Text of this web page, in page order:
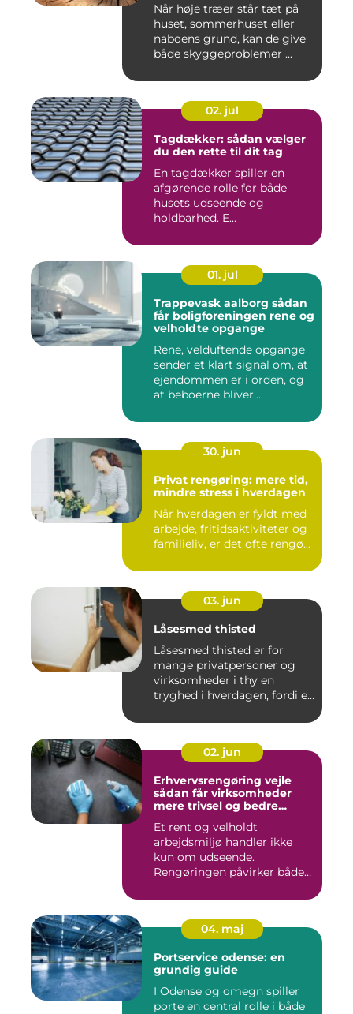
Når høje træer står tæt på
huset, sommerhuset eller
naboens grund, kan de give
både skyggeproblemer ...
02. jul
Tagdækker: sådan vælger
du den rette til dit tag
En tagdækker spiller en
afgørende rolle for både
husets udseende og
holdbarhed. E...
01. jul
Trappevask aalborg sådan
får boligforeningen rene og
velholdte opgange
Rene, velduftende opgange
sender et klart signal om, at
ejendommen er i orden, og
at beboerne bliver...
30. jun
Privat rengøring: mere tid,
mindre stress i hverdagen
Når hverdagen er fyldt med
arbejde, fritidsaktiviteter og
familieliv, er det ofte rengø...
03. jun
Låsesmed thisted
Låsesmed thisted er for
mange privatpersoner og
virksomheder i thy en
tryghed i hverdagen, fordi en
02. jun
Erhvervsrengøring vejle
sådan får virksomheder
mere trivsel og bedre
Et rent og velholdt
arbejdsmiljø handler ikke
kun om udseende.
Rengøringen påvirker både
04. maj
Portservice odense: en
grundig guide
I Odense og omegn spiller
porte en central rolle i både